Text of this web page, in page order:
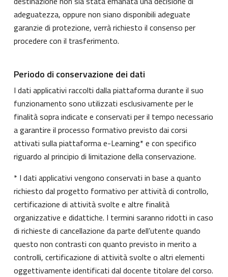
adeguatezza, oppure non siano disponibili adeguate
garanzie di protezione, verrà richiesto il consenso per
procedere con il trasferimento.
Periodo di conservazione dei dati
I dati applicativi raccolti dalla piattaforma durante il suo
funzionamento sono utilizzati esclusivamente per le
finalità sopra indicate e conservati per il tempo necessario
a garantire il processo formativo previsto dai corsi
attivati sulla piattaforma e-Learning* e con specifico
riguardo al principio di limitazione della conservazione.
* I dati applicativi vengono conservati in base a quanto
richiesto dal progetto formativo per attività di controllo,
certificazione di attività svolte e altre finalità
organizzative e didattiche. I termini saranno ridotti in caso
di richieste di cancellazione da parte dell’utente quando
questo non contrasti con quanto previsto in merito a
controlli, certificazione di attività svolte o altri elementi
oggettivamente identificati dal docente titolare del corso.